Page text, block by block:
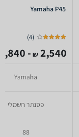
Yamaha P45
(
4
)
2,540
₪
- 1,840
Yamaha
פסנתר חשמלי
88